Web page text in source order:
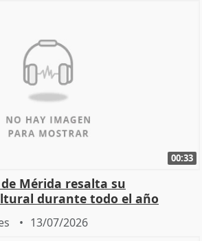
00:33
Mérida resalta su
durante todo el año
13/07/2026